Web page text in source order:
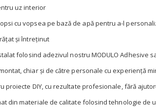
uz interior
cu vopsea pe bază de apă pentru a-l
și întreținut
folosind adezivul nostru MODULO Adhesive
chiar și de către personale cu experiență
proiecte DIY, cu rezultate profesionale, fără
din materiale de calitate folosind tehnologie de